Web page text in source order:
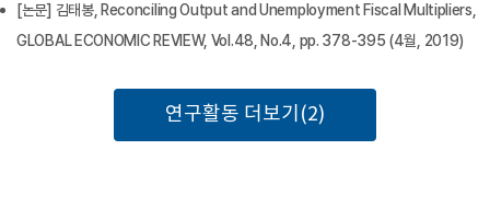
[논문] 김태봉, Reconciling Output and Unemployment Fiscal Multipliers,
GLOBAL ECONOMIC REVIEW, Vol.48, No.4, pp. 378-395 (4월, 2019)
연구활동 더보기(2)